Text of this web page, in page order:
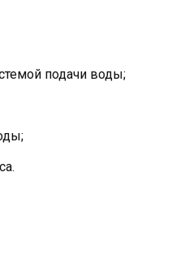
подачи воды;